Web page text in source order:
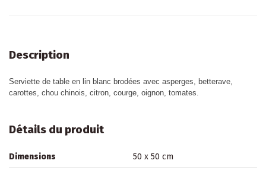
Description
Serviette de table en lin blanc brodées avec asperges, betterave,
carottes, chou chinois, citron, courge, oignon, tomates.
Détails du produit
Dimensions 50 x 50 cm